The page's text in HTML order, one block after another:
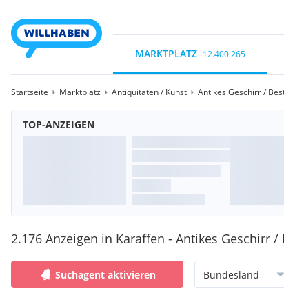
MARKTPLATZ 12.400.265
Startseite Marktplatz Antiquitäten / Kunst Antikes Geschirr /
TOP-ANZEIGEN
2.176 Anzeigen in Karaffen - Antikes Geschirr
Suchagent aktivieren Bundesland